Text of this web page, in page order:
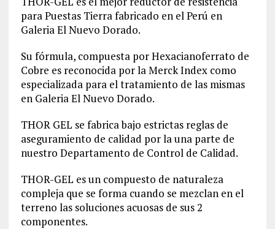
para Puestas Tierra fabricado en el Perú en
Galeria El Nuevo Dorado.
Su fórmula, compuesta por Hexacianoferrato de
Cobre es reconocida por la Merck Index como
especializada para el tratamiento de las mismas
en Galeria El Nuevo Dorado.
THOR GEL se fabrica bajo estrictas reglas de
aseguramiento de calidad por la una parte de
nuestro Departamento de Control de Calidad.
THOR-GEL es un compuesto de naturaleza
compleja que se forma cuando se mezclan en el
terreno las soluciones acuosas de sus 2
componentes.